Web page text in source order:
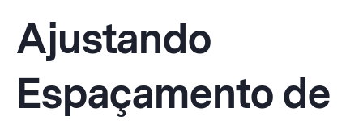
Ajustando
Espaçamento de